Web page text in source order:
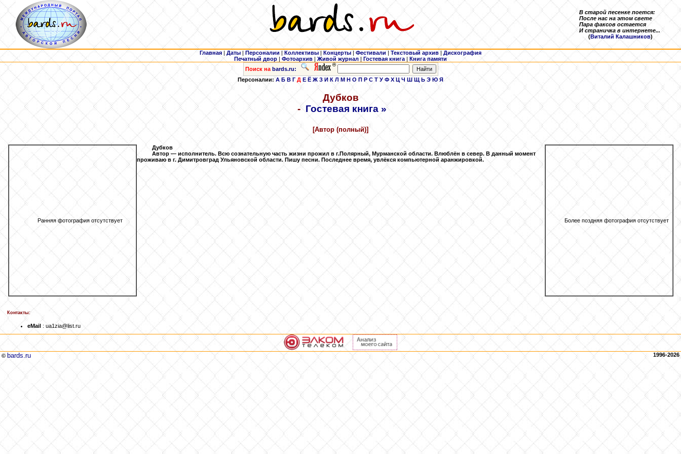
В старой песенке поется:
После нас на этом свете
Пара факсов остается
И страничка в интернете...
(Виталий Калашников)
Главная | Даты | Персоналии | Коллективы | Концерты | Фестивали | Текстовый архив | Дискография
Печатный двор | Фотоархив | Живой журнал | Гостевая книга | Книга памяти
Поиск на bards.ru:
Персоналии:А Б В Г Д Е Ё Ж З И К Л М Н О П Р С Т У Ф Х Ц Ч Ш Щ Ь Э Ю Я
Дубков
-Гостевая книга »
[Автор (полный)]
Ранняя фотография отсутствует Более поздняя фотография отсутствует
Дубков
Автор — исполнитель. Всю сознательную часть жизни прожил в г.Полярный, Мурманской области. Влюблён в север. В данный момент
проживаю в г. Димитровград Ульяновской области. Пишу песни. Последнее время, увлёкся компьютерной аранжировкой.
Контакты:
eMail: ua1zia@list.ru
© bards.ru 1996-2026